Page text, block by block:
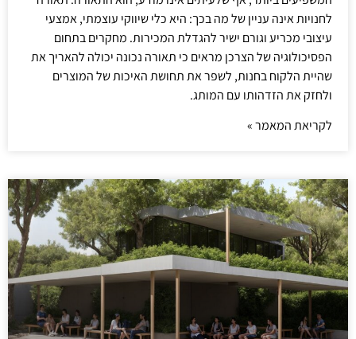
לחנויות אינה עניין של מה בכך: היא כלי שיווקי עוצמתי, אמצעי
עיצובי מכריע וגורם ישיר להגדלת המכירות. מחקרים בתחום
הפסיכולוגיה של הצרכן מראים כי תאורה נכונה יכולה להאריך את
שהיית הלקוח בחנות, לשפר את תחושת האיכות של המוצרים
ולחזק את הזדהותו עם המותג.
לקריאת המאמר »